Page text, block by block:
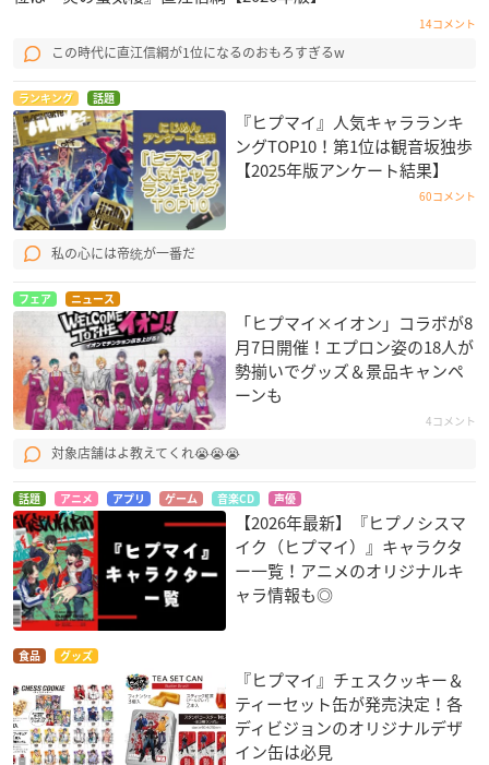
14コメント
この時代に直江信綱が1位になるのおもろすぎるw
ランキング 話題
『ヒプマイ』人気キャラランキ
ングTOP10！第1位は観音坂独歩
【2025年版アンケート結果】
60コメント
私の心には帝统が一番だ
フェア ニュース
「ヒプマイ×イオン」コラボが8
月7日開催！エプロン姿の18人が
勢揃いでグッズ＆景品キャンペ
ーンも
4コメント
対象店舗はよ教えてくれ😭😭😭
話題 アニメ アプリ ゲーム 音楽CD 声優
【2026年最新】『ヒプノシスマ
イク（ヒプマイ）』キャラクタ
ー一覧！アニメのオリジナルキ
ャラ情報も◎
食品 グッズ
『ヒプマイ』チェスクッキー＆
ティーセット缶が発売決定！各
ディビジョンのオリジナルデザ
イン缶は必見